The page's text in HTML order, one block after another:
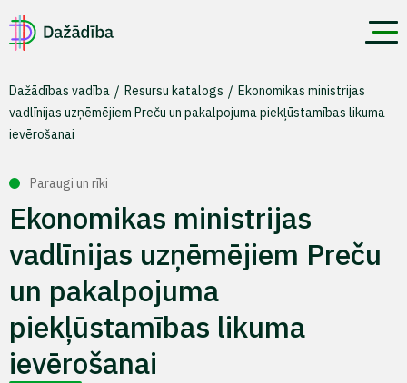
Dažādības vadība Resursu katalogs
Ekonomikas ministrijas
vadlīnijas uzņēmējiem Preču un pakalpojuma piekļūstamības likuma
ievērošanai
Paraugi un rīki
Ekonomikas ministrijas
vadlīnijas uzņēmējiem Preču
un pakalpojuma
piekļūstamības likuma
ievērošanai